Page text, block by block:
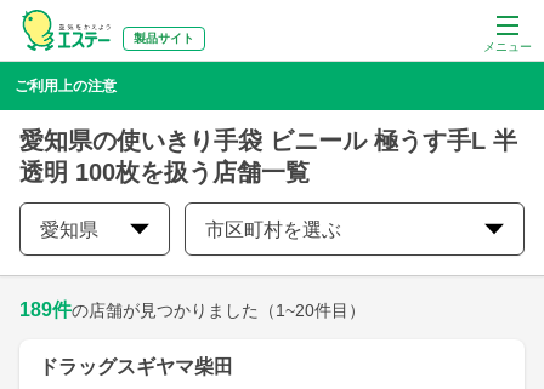
メニュー
製品サイト
ご利用上の注意
愛知県の使いきり手袋 ビニール 極うす手L 半
透明 100枚を扱う店舗一覧
愛知県 市区町村を選ぶ
189件の店舗が見つかりました （1~20件目）
ドラッグスギヤマ柴田